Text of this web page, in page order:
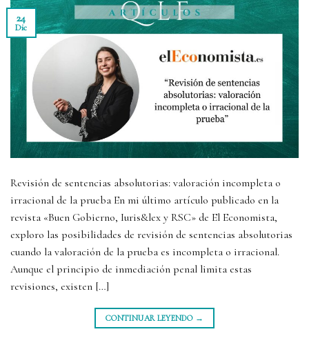
24
Dic
Revisión de sentencias absolutorias: valoración incompleta o
irracional de la prueba En mi último artículo publicado en la
revista «Buen Gobierno, Iuris&lex y RSC» de El Economista,
exploro las posibilidades de revisión de sentencias absolutorias
cuando la valoración de la prueba es incompleta o irracional.
Aunque el principio de inmediación penal limita estas
revisiones, existen […]
CONTINUAR LEYENDO →